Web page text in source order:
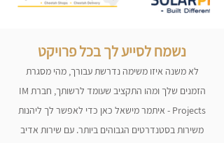
נשמח לסייע לך בכל פרויקט
לא משנה איזו משימה נדרשת עבורך, מהי מסגרת
הזמנים שלך ומהו התקציב שעומד לרשותך, חברת IM
Projects - איתמר מישאל
כאן כדי לאפשר לך ליהנות
משירות בסטנדרטים הגבוהים ביותר. עם שירות אדיב